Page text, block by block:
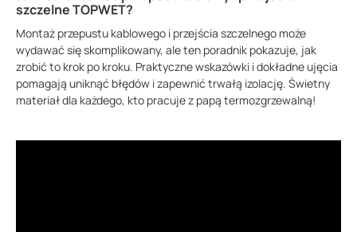
szczelne TOPWET?
Montaż przepustu kablowego i przejścia szczelnego może
wydawać się skomplikowany, ale ten poradnik pokazuje, jak
zrobić to krok po kroku. Praktyczne wskazówki i dokładne ujęcia
pomagają uniknąć błędów i zapewnić trwałą izolację. Świetny
materiał dla każdego, kto pracuje z papą termozgrzewalną!